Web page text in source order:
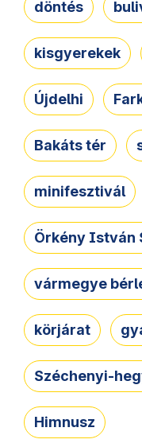
döntés
kisgyerekek
Újdelhi
Bakáts tér
minifesztivál
Örkény István
vármegye
körjárat
Széchenyi-
Himnusz